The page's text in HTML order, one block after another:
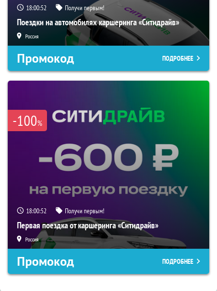
18:00:50 Получи первым!
Поездки на автомобилях каршеринга «Ситидрайв»
Россия
Промокод ПОДРОБНЕЕ
-100%
18:00:50 Получи первым!
Первая поездка от каршеринга «Ситидрайв»
Россия
Промокод ПОДРОБНЕЕ